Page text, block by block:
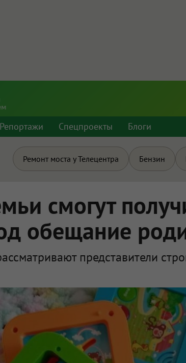
Репортажи Спецпроекты Блоги
Ремонт моста у Телецентра Бензин
смогут
обещание
представители